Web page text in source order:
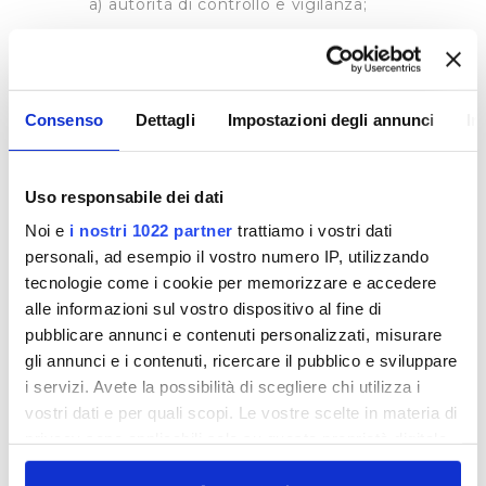
Consenso Dettagli Impostazioni degli annunci
Uso responsabile dei dati
Noi e i nostri 1022 partner trattiamo i vostri dati
personali, ad esempio il vostro numero IP, utilizzando
tecnologie come i cookie per memorizzare e accedere
alle informazioni sul vostro dispositivo al fine di
pubblicare annunci e contenuti personalizzati, misurare
gli annunci e i contenuti, ricercare il pubblico e sviluppare
i servizi. Avete la possibilità di scegliere chi utilizza i
vostri dati e per quali scopi. Le vostre scelte in materia di
in cui avete effettuato le vostre scelte. È possibile
a) autorità di controllo e vigilanza;
c) categorie particolari di fornitori che
agiscono per conto del Titolare in qualità di
Responsabili esterni ex art. 28 GDPR;
assicurative) che agiscono in veste di Titolari
autonomi per dare esecuzione alle attività
strettamente connesse alle finalità per cui i dati
sono stati raccolti.
I tuoi dati personali non saranno in alcun modo
diffusi o comunicati a soggetti diversi da quelli
sopra elencati.
TRASFERIMENTO DEI DATI
Il Titolare non trasferisce i dati personali verso